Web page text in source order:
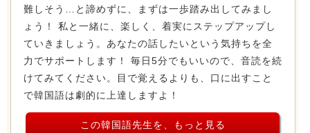
難しそう…と諦めずに、まずは一歩踏み出してみまし
ょう！ 私と一緒に、楽しく、着実にステップアップし
ていきましょう。あなたの話したいという気持ちを全
力でサポートします！ 毎日5分でもいいので、音読を続
けてみてください。目で覚えるよりも、口に出すこと
で韓国語は劇的に上達しますよ！
この韓国語先生を、もっと見る